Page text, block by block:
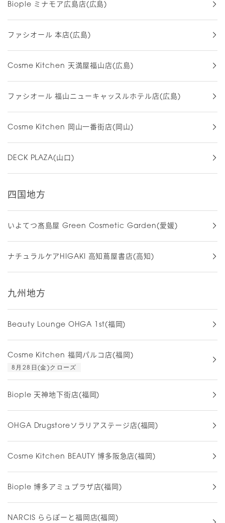
Biople ミナモア広島店(広島)
ファシオール 本店(広島)
Cosme Kitchen 天満屋福山店(広島)
ファシオール 福山ニューキャッスルホテル店(広島)
Cosme Kitchen 岡山一番街店(岡山)
DECK PLAZA(山口)
四国地方
いよてつ髙島屋 Green Cosmetic Garden(愛媛)
ナチュラルケアHIGAKI 高知蔦屋書店(高知)
九州地方
Beauty Lounge OHGA 1st(福岡)
Cosme Kitchen 福岡パルコ店(福岡)
8月28日(金)クローズ
Biople 天神地下街店(福岡)
OHGA Drugstoreソラリアステージ店(福岡)
Cosme Kitchen BEAUTY 博多阪急店(福岡)
Biople 博多アミュプラザ店(福岡)
NARCIS ららぽーと福岡店(福岡)